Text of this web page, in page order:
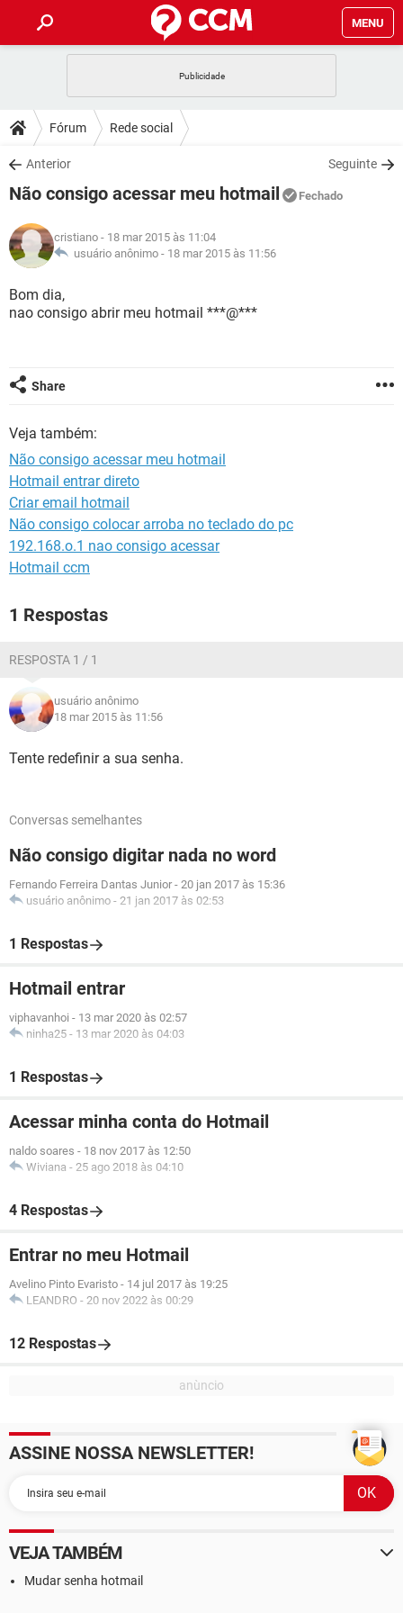
MENU
CELULAR
OUTLOOK
INSTAGRAM GMAIL
GUIA DE COMPRAS
DICAS
JOGOS
INSTAGRAM GMAIL
GUIA DE COMPRAS
DOWNLOADS
JOGOS WHATSAPP
CELULAR
OUTLOOK EXCEL
INSTAGRAM
GUIA DE COMPRAS
JOGOS WHATSAPP
CELULAR
OUTLOOK
GLOSSÁRIO
JOGOS
CELULAR FACEBOOK
INSTAGRAM
Fórum Rede social
Anterior Seguinte
Não consigo acessar meu hotmail Fechado
cristiano - 18 mar 2015 às 11:04
usuário anônimo - 18 mar 2015 às 11:56
Bom dia,
nao consigo abrir meu hotmail ***@***
Share
Veja também:
Não consigo acessar meu hotmail
Hotmail entrar direto
Criar email hotmail
Não consigo colocar arroba no teclado do pc
192.168.o.1 nao consigo acessar
Hotmail ccm
1 Respostas
RESPOSTA 1 / 1
usuário anônimo
18 mar 2015 às 11:56
Tente redefinir a sua senha.
Conversas semelhantes
Não consigo digitar nada no word
Fernando Ferreira Dantas Junior - 20 jan 2017 às 15:36
usuário anônimo - 21 jan 2017 às 02:53
1 Respostas
Hotmail entrar
viphavanhoi - 13 mar 2020 às 02:57
ninha25 - 13 mar 2020 às 04:03
1 Respostas
Acessar minha conta do Hotmail
naldo soares - 18 nov 2017 às 12:50
Wiviana - 25 ago 2018 às 04:10
4 Respostas
Entrar no meu Hotmail
Avelino Pinto Evaristo - 14 jul 2017 às 19:25
LEANDRO - 20 nov 2022 às 00:29
12 Respostas
ASSINE NOSSA NEWSLETTER!
VEJA TAMBÉM
Mudar senha hotmail